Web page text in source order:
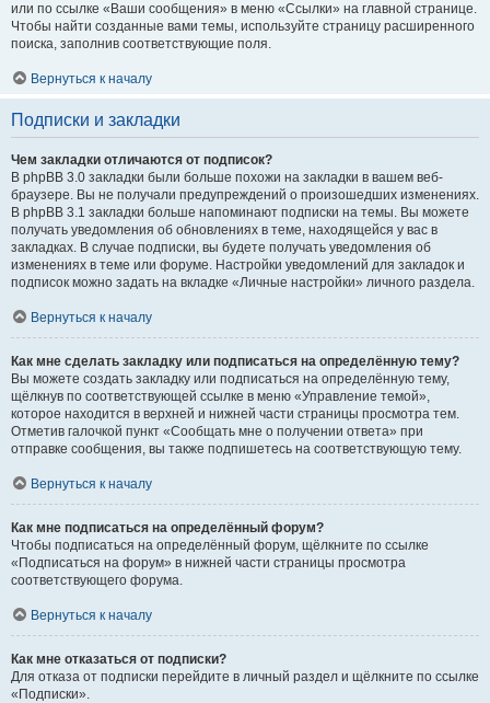
или по ссылке «Ваши сообщения» в меню «Ссылки» на главной странице.
Чтобы найти созданные вами темы, используйте страницу расширенного
поиска, заполнив соответствующие поля.
Вернуться к началу
Подписки и закладки
Чем закладки отличаются от подписок?
В phpBB 3.0 закладки были больше похожи на закладки в вашем веб-
браузере. Вы не получали предупреждений о произошедших изменениях.
В phpBB 3.1 закладки больше напоминают подписки на темы. Вы можете
получать уведомления об обновлениях в теме, находящейся у вас в
закладках. В случае подписки, вы будете получать уведомления об
изменениях в теме или форуме. Настройки уведомлений для закладок и
подписок можно задать на вкладке «Личные настройки» личного раздела.
Вернуться к началу
Как мне сделать закладку или подписаться на определённую тему?
Вы можете создать закладку или подписаться на определённую тему,
щёлкнув по соответствующей ссылке в меню «Управление темой»,
которое находится в верхней и нижней части страницы просмотра тем.
Отметив галочкой пункт «Сообщать мне о получении ответа» при
отправке сообщения, вы также подпишетесь на соответствующую тему.
Вернуться к началу
Как мне подписаться на определённый форум?
Чтобы подписаться на определённый форум, щёлкните по ссылке
«Подписаться на форум» в нижней части страницы просмотра
соответствующего форума.
Вернуться к началу
Как мне отказаться от подписки?
Для отказа от подписки перейдите в личный раздел и щёлкните по ссылке
«Подписки».